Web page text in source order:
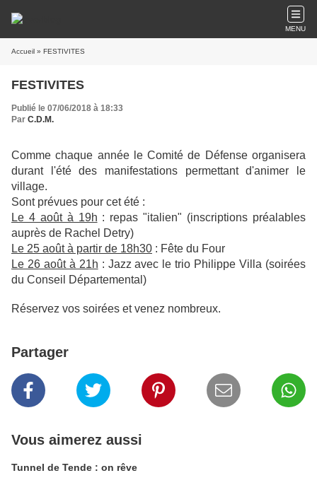
MENU
Accueil » FESTIVITES
FESTIVITES
Publié le 07/06/2018 à 18:33
Par C.D.M.
Comme chaque année le Comité de Défense organisera
durant l'été des manifestations permettant d'animer le
village.
Sont prévues pour cet été :
Le 4 août à 19h : repas "italien" (inscriptions préalables
auprès de Rachel Detry)
Le 25 août à partir de 18h30 : Fête du Four
Le 26 août à 21h : Jazz avec le trio Philippe Villa (soirées
du Conseil Départemental)
Réservez vos soirées et venez nombreux.
Partager
Vous aimerez aussi
Tunnel de Tende : on rêve